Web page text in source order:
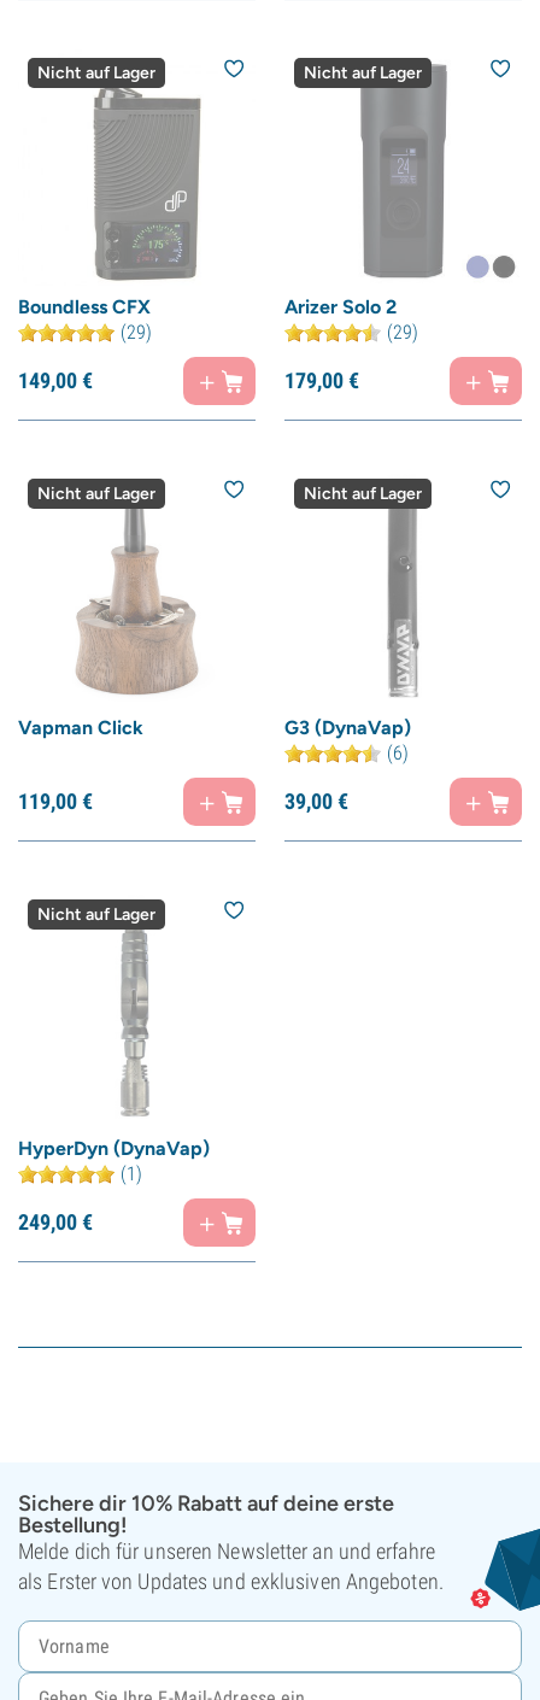
Nicht auf Lager
Boundless CFX
(29)
149,00€
Nicht auf Lager
Arizer Solo 2
(29)
179,00€
Nicht auf Lager
Vapman Click
119,00€
Nicht auf Lager
G3 (DynaVap)
(6)
39,00€
Nicht auf Lager
HyperDyn (DynaVap)
(1)
249,00€
Sichere dir 10% Rabatt auf deine erste
Bestellung!
Melde dich für unseren Newsletter an und erfahre
als Erster von Updates und exklusiven Angeboten.